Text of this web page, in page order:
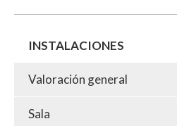
INSTALACIONES
Valoración general
Sala